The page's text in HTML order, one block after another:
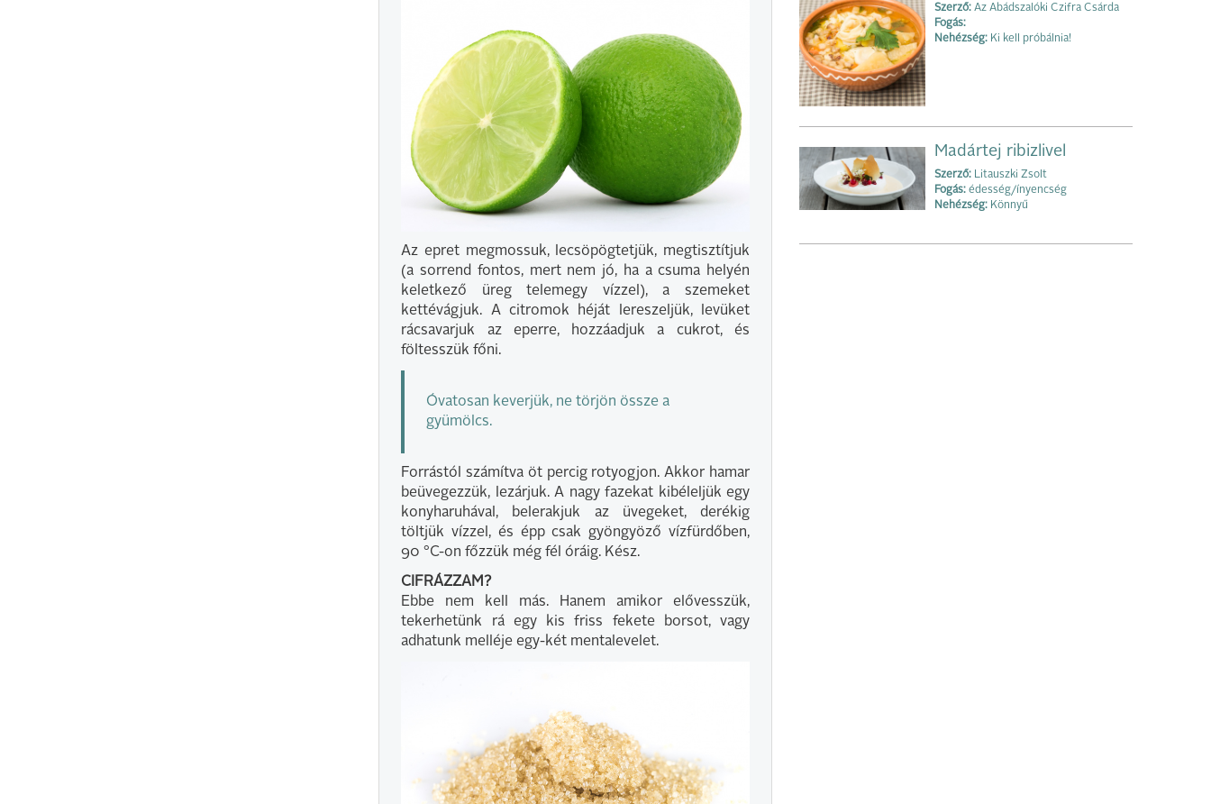
Az epret megmossuk, lecsöpögtetjük, megtisztítjuk
(a sorrend fontos, mert nem jó, ha a csuma helyén
keletkező üreg telemegy vízzel), a szemeket
kettévágjuk. A citromok héját lereszeljük, levüket
rácsavarjuk az eperre, hozzáadjuk a cukrot, és
föltesszük főni.
Óvatosan keverjük, ne törjön össze a
gyümölcs.
Forrástól számítva öt percig rotyogjon. Akkor hamar
beüvegezzük, lezárjuk. A nagy fazekat kibéleljük egy
konyharuhával, belerakjuk az üvegeket, derékig
töltjük vízzel, és épp csak gyöngyöző vízfürdőben,
90 °C-on főzzük még fél óráig. Kész.
CIFRÁZZAM?
Ebbe nem kell más. Hanem amikor elővesszük,
tekerhetünk rá egy kis friss fekete borsot, vagy
adhatunk melléje egy-két mentalevelet.
Szerző: Az Abádszalóki Czifra Csárda
Fogás:
Nehézség: Ki kell próbálnia!
Madártej ribizlivel
Szerző: Litauszki Zsolt
Fogás: édesség/ínyencség
Nehézség: Könnyű